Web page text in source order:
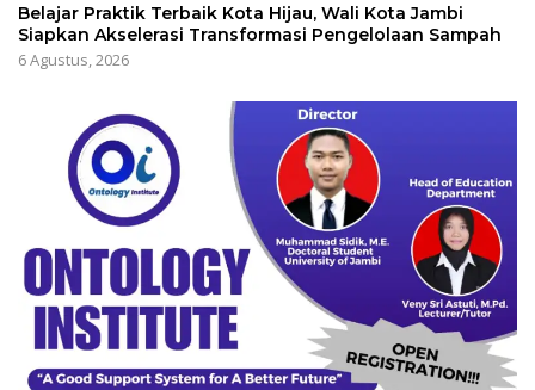
Belajar Praktik Terbaik Kota Hijau, Wali Kota Jambi
Siapkan Akselerasi Transformasi Pengelolaan Sampah
6 Agustus, 2026